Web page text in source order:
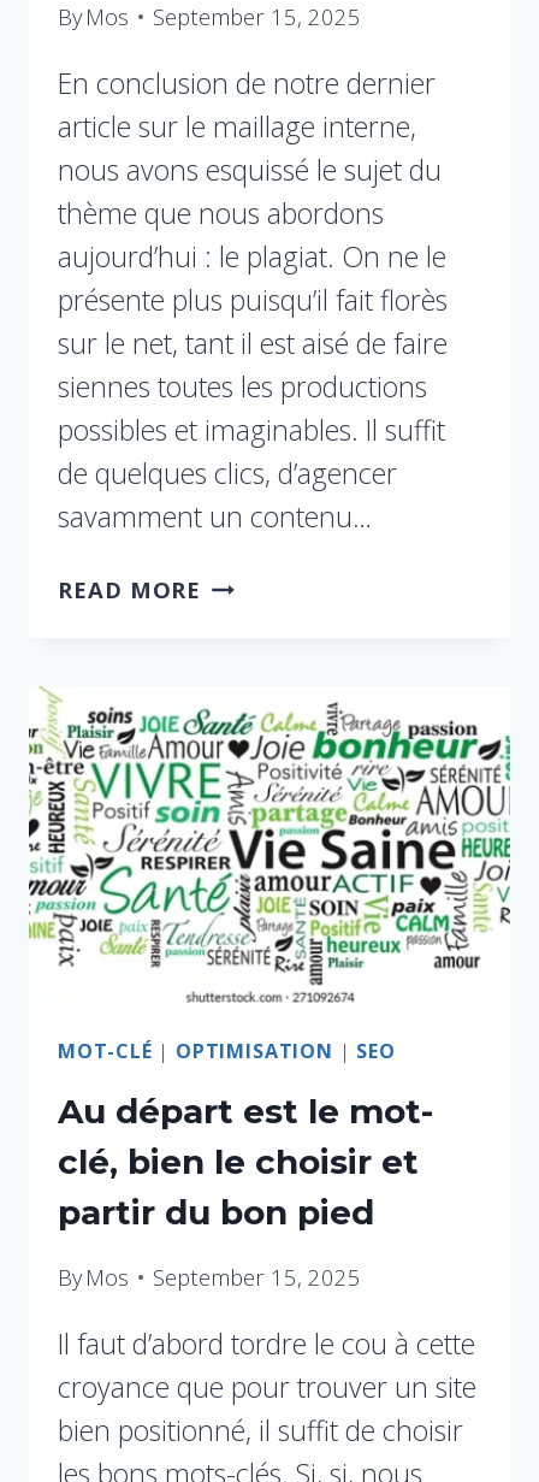
By Mos September 15, 2025
En conclusion de notre dernier
article sur le maillage interne,
nous avons esquissé le sujet du
thème que nous abordons
aujourd’hui : le plagiat. On ne le
présente plus puisqu’il fait florès
sur le net, tant il est aisé de faire
siennes toutes les productions
possibles et imaginables. Il suffit
de quelques clics, d’agencer
savamment un contenu…
READ MORE
MOT-CLÉ | OPTIMISATION | SEO
Au départ est le mot-
clé, bien le choisir et
partir du bon pied
By Mos September 15, 2025
Il faut d’abord tordre le cou à cette
croyance que pour trouver un site
bien positionné, il suffit de choisir
les bons mots-clés. Si, si, nous